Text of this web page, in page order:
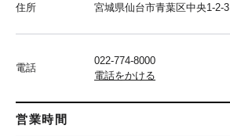
住所 宮城県仙台市青葉区中央1-2-3
電話
022-774-8000
電話をかける
営業時間